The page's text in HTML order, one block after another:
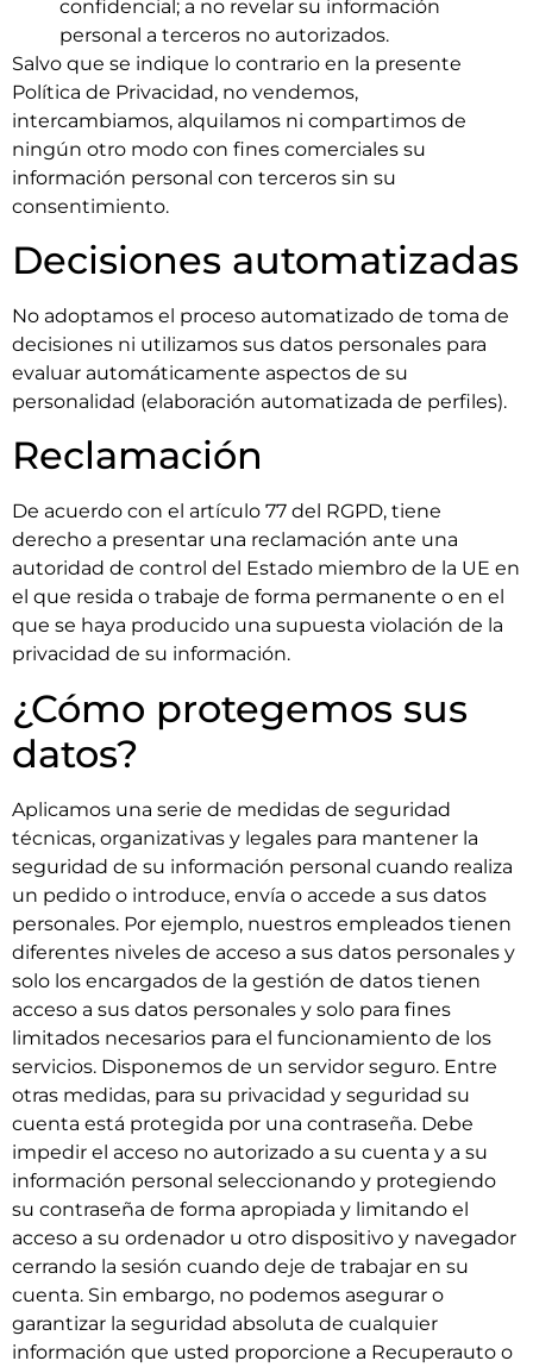
confidencial; a no revelar su información
personal a terceros no autorizados.
Salvo que se indique lo contrario en la presente
Política de Privacidad, no vendemos,
intercambiamos, alquilamos ni compartimos de
ningún otro modo con fines comerciales su
información personal con terceros sin su
consentimiento.
Decisiones automatizadas
No adoptamos el proceso automatizado de toma de
decisiones ni utilizamos sus datos personales para
evaluar automáticamente aspectos de su
personalidad (elaboración automatizada de perfiles).
Reclamación
De acuerdo con el artículo 77 del RGPD, tiene
derecho a presentar una reclamación ante una
autoridad de control del Estado miembro de la UE en
el que resida o trabaje de forma permanente o en el
que se haya producido una supuesta violación de la
privacidad de su información.
¿Cómo protegemos sus
datos?
Aplicamos una serie de medidas de seguridad
técnicas, organizativas y legales para mantener la
seguridad de su información personal cuando realiza
un pedido o introduce, envía o accede a sus datos
personales. Por ejemplo, nuestros empleados tienen
diferentes niveles de acceso a sus datos personales y
solo los encargados de la gestión de datos tienen
acceso a sus datos personales y solo para fines
limitados necesarios para el funcionamiento de los
servicios. Disponemos de un servidor seguro. Entre
otras medidas, para su privacidad y seguridad su
cuenta está protegida por una contraseña. Debe
impedir el acceso no autorizado a su cuenta y a su
información personal seleccionando y protegiendo
su contraseña de forma apropiada y limitando el
acceso a su ordenador u otro dispositivo y navegador
cerrando la sesión cuando deje de trabajar en su
cuenta. Sin embargo, no podemos asegurar o
garantizar la seguridad absoluta de cualquier
información que usted proporcione a Recuperauto o